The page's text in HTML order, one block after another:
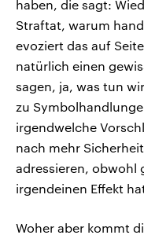
haben, die sagt:
Straftat, warum
evoziert das auf
natürlich einen
sagen, ja, was tun
zu
irgendwelche
nach mehr
adressieren, obwohl
irgendeinen Effekt
Woher aber kommt